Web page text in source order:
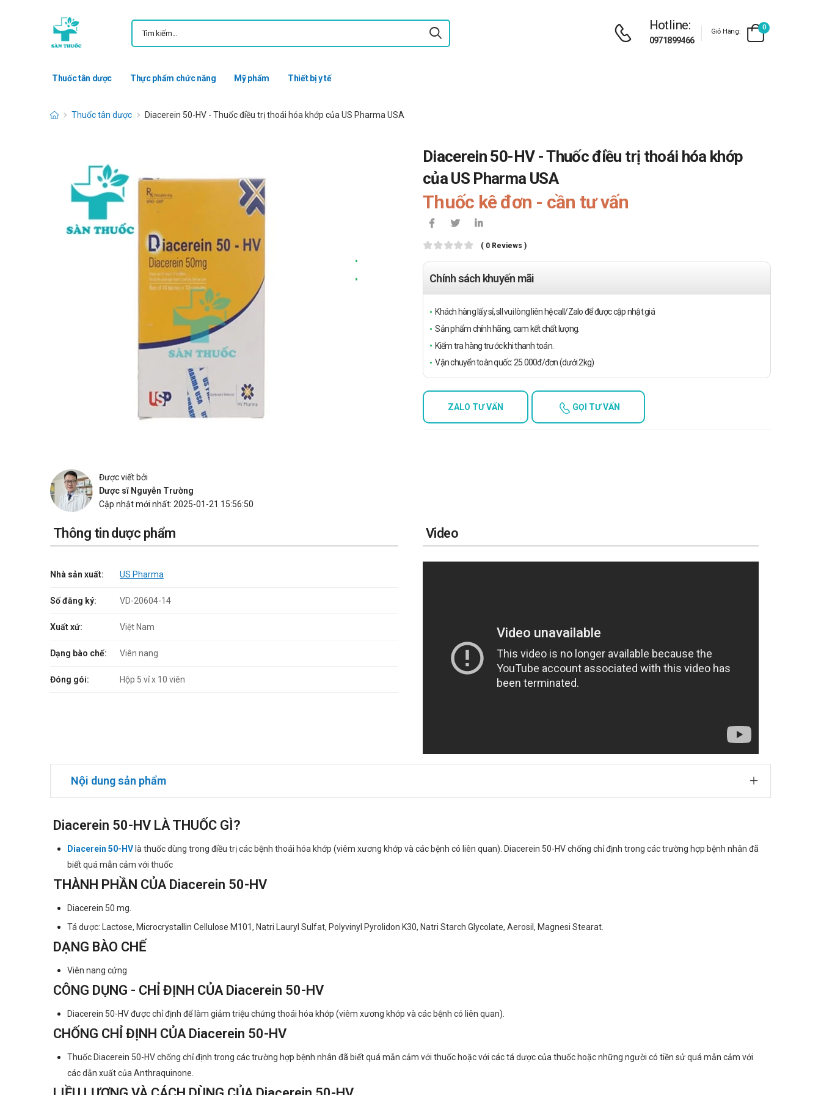
Hotline:
0971899466
Giỏ Hàng:
0
Thuốc tân dược Thực phẩm chức năng Mỹ phẩm Thiết bị y tế
Thuốc tân dược Diacerein 50-HV - Thuốc điều trị thoái hóa khớp của US Pharma USA
Diacerein 50-HV - Thuốc điều trị thoái hóa khớp
của US Pharma USA
Thuốc kê đơn - cần tư vấn
( 0 Reviews )
Chính sách khuyến mãi
Khách hàng lấy sỉ, sll vui lòng liên hệ call/Zalo để được cập nhật giá
Sản phẩm chính hãng, cam kết chất lượng.
Kiểm tra hàng trước khi thanh toán.
Vận chuyển toàn quốc: 25.000đ/đơn (dưới 2kg)
ZALO TƯ VẤN GỌI TƯ VẤN
Được viết bởi
Dược sĩ Nguyễn Trường
Cập nhật mới nhất: 2025-01-21 15:56:50
Thông tin dược phẩm
Nhà sản xuất: US Pharma
Số đăng ký: VD-20604-14
Xuất xứ: Việt Nam
Dạng bào chế: Viên nang
Đóng gói: Hộp 5 vỉ x 10 viên
Video
Nội dung sản phẩm
Diacerein 50-HV LÀ THUỐC GÌ?
Diacerein 50-HVlà thuốc dùng trong điều trị các bệnh thoái hóa khớp (viêm xương khớp và các bệnh có liên quan). Diacerein 50-HV chống chỉ định trong các trường hợp bệnh nhân đã
biết quá mẫn cảm với thuốc
THÀNH PHẦN CỦA Diacerein 50-HV
Diacerein 50 mg.
Tá dược: Lactose, Microcrystallin Cellulose M101, Natri Lauryl Sulfat, Polyvinyl Pyrolidon K30, Natri Starch Glycolate, Aerosil, Magnesi Stearat.
DẠNG BÀO CHẾ
Viên nang cứng
CÔNG DỤNG - CHỈ ĐỊNH CỦA Diacerein 50-HV
Diacerein 50-HV được chỉ định để làm giảm triệu chứng thoái hóa khớp (viêm xương khớp và các bệnh có liên quan).
CHỐNG CHỈ ĐỊNH CỦA Diacerein 50-HV
Thuốc Diacerein 50-HV chống chỉ định trong các trường hợp bệnh nhân đã biết quá mẫn cảm với thuốc hoặc với các tá dược của thuốc hoặc những người có tiền sử quá mẫn cảm với
các dẫn xuất của Anthraquinone.